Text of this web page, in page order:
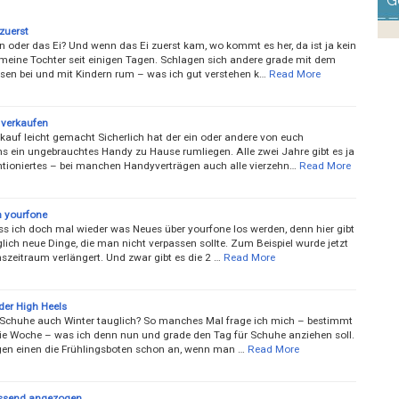
oder das Ei? Und wenn das Ei zuerst kam, wo kommt es her, da ist ja kein
Tochter seit einigen Tagen. ­Schlagen sich andere grade mit dem
bei und mit Kindern rum – was ich gut verstehen k…
Read More
leicht gemacht Sicherlich hat der ein oder andere von euch
ein ungebrauchtes Handy zu Hause rumliegen. Alle zwei Jahre gibt es ja
– bei manchen Handyverträgen auch alle vierzehn…
Read More
yourfone
ich doch mal wieder was Neues über ­yourfone los werden, denn hier gibt
neue Dinge, die man nicht verpassen sollte. Zum Beispiel wurde jetzt
verlängert. Und zwar gibt es die 2 …
Read More
High Heels
auch Winter tauglich? So manches Mal frage ich mich – bestimmt
Woche ­– was ich denn nun und grade den Tag für Schuhe anziehen soll.
einen die Frühlingsboten schon an, wenn man …
Read More